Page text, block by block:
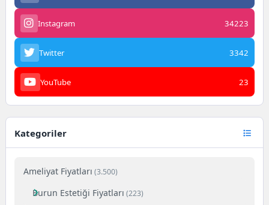
Instagram 34223
Twitter 3342
YouTube 23
Kategoriler
Ameliyat Fiyatları (3.500)
Burun Estetiği Fiyatları (223)